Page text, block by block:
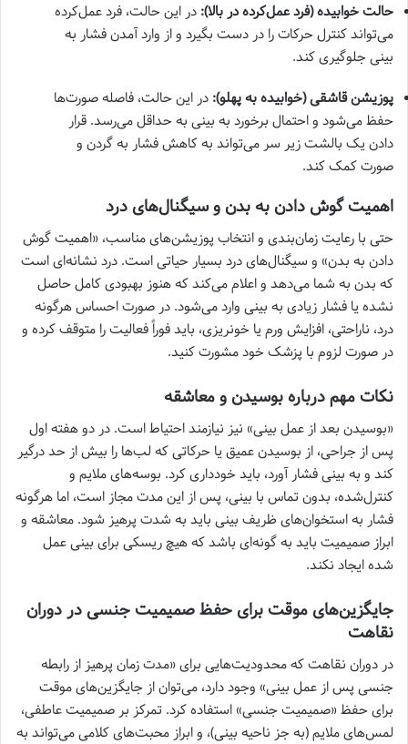
حالت خوابیده (فرد عمل‌کرده در بالا): در این حالت، فرد عمل‌کرده
می‌تواند کنترل حرکات را در دست بگیرد و از وارد آمدن فشار به
بینی جلوگیری کند.
پوزیشن قاشقی (خوابیده به پهلو): در این حالت، فاصله صورت‌ها
حفظ می‌شود و احتمال برخورد به بینی به حداقل می‌رسد. قرار
دادن یک بالشت زیر سر می‌تواند به کاهش فشار به گردن و
صورت کمک کند.
اهمیت گوش دادن به بدن و سیگنال‌های درد
حتی با رعایت زمان‌بندی و انتخاب پوزیشن‌های مناسب، «اهمیت گوش
دادن به بدن» و سیگنال‌های درد بسیار حیاتی است. درد نشانه‌ای است
که بدن به شما می‌دهد و اعلام می‌کند که هنوز بهبودی کامل حاصل
نشده یا فشار زیادی به بینی وارد می‌شود. در صورت احساس هرگونه
درد، ناراحتی، افزایش ورم یا خونریزی، باید فوراً فعالیت را متوقف کرده و
در صورت لزوم با پزشک خود مشورت کنید.
نکات مهم درباره بوسیدن و معاشقه
«بوسیدن بعد از عمل بینی» نیز نیازمند احتیاط است. در دو هفته اول
پس از جراحی، از بوسیدن عمیق یا حرکاتی که لب‌ها را بیش از حد درگیر
کند و به بینی فشار آورد، باید خودداری کرد. بوسه‌های ملایم و
کنترل‌شده، بدون تماس با بینی، پس از این مدت مجاز است، اما هرگونه
فشار به استخوان‌های ظریف بینی باید به شدت پرهیز شود. معاشقه و
ابراز صمیمیت باید به گونه‌ای باشد که هیچ ریسکی برای بینی عمل
شده ایجاد نکند.
جایگزین‌های موقت برای حفظ صمیمیت جنسی در دوران
نقاهت
در دوران نقاهت که محدودیت‌هایی برای «مدت زمان پرهیز از رابطه
جنسی پس از عمل بینی» وجود دارد، می‌توان از جایگزین‌های موقت
برای حفظ «صمیمیت جنسی» استفاده کرد. تمرکز بر صمیمیت عاطفی،
لمس‌های ملایم (به جز ناحیه بینی)، و ابراز محبت‌های کلامی می‌تواند به